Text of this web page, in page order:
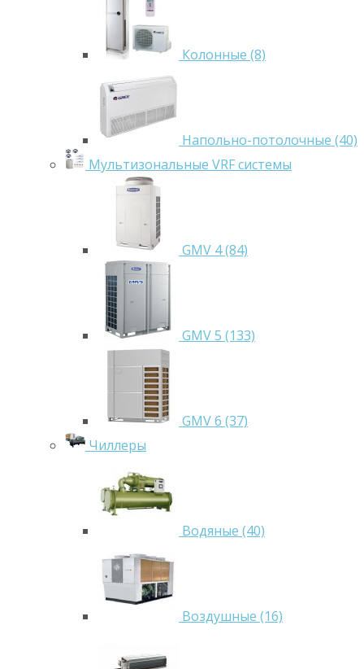
Колонные (8)
Напольно-потолочные (40)
Мультизональные VRF системы
GMV 4 (84)
GMV 5 (133)
GMV 6 (37)
Чиллеры
Водяные (40)
Воздушные (16)